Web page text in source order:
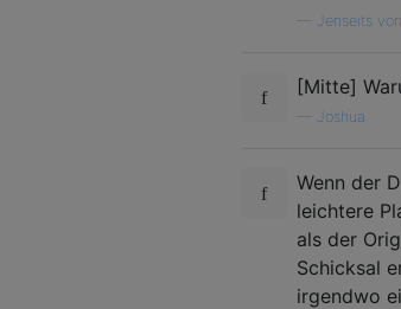
Jenseits
[Mitte]
Joshua
Wenn der
leichtere
als der
Schicksal
irgendwo